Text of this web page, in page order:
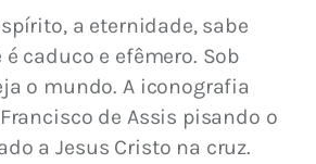
a eternidade, sabe
caduco e efêmero. Sob
o mundo. A iconografia
de Assis pisando o
a Jesus Cristo na cruz.